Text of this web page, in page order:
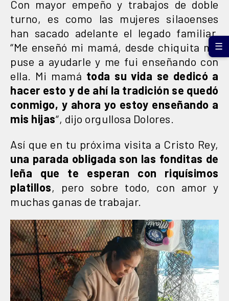
Con mayor empeño y trabajos de doble
turno, es como las mujeres silaoenses
han sacado adelante el legado familiar.
“Me enseñó mi mamá, desde chiquita me
puse a ayudarle y me fui enseñando con
ella. Mi mamá toda su vida se dedicó a
hacer esto y de ahí la tradición se quedó
conmigo, y ahora yo estoy enseñando a
mis hijas“, dijo orgullosa Dolores.
Así que en tu próxima visita a Cristo Rey,
una parada obligada son las fonditas de
leña que te esperan con riquísimos
platillos, pero sobre todo, con amor y
muchas ganas de trabajar.
☰